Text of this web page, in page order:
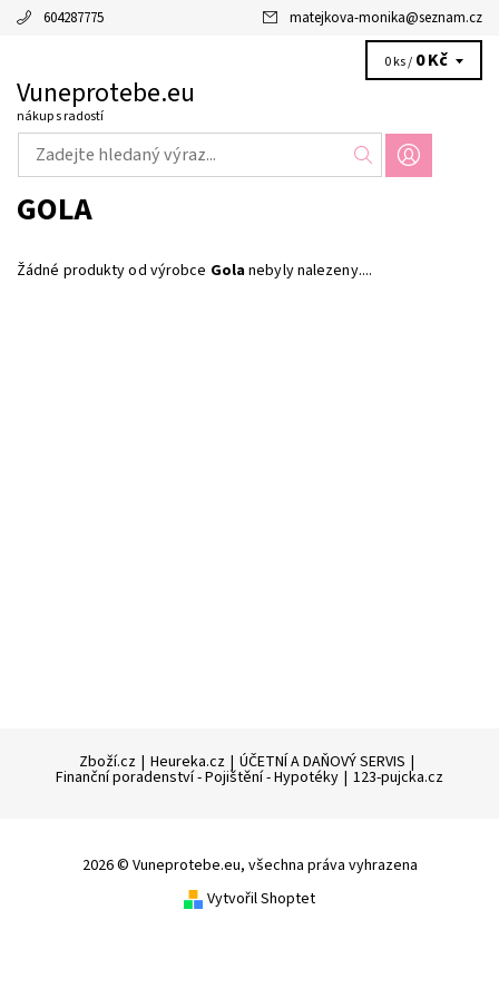
604287775 matejkova-monika@seznam.cz
Vuneprotebe.eu
nákup s radostí
0 ks / 0 Kč
GOLA
Žádné produkty od výrobce Golanebyly nalezeny....
Zboží.cz | Heureka.cz | ÚČETNÍ A DAŇOVÝ SERVIS |
Finanční poradenství - Pojištění - Hypotéky | 123-pujcka.cz
2026 © Vuneprotebe.eu, všechna práva vyhrazena
Vytvořil Shoptet